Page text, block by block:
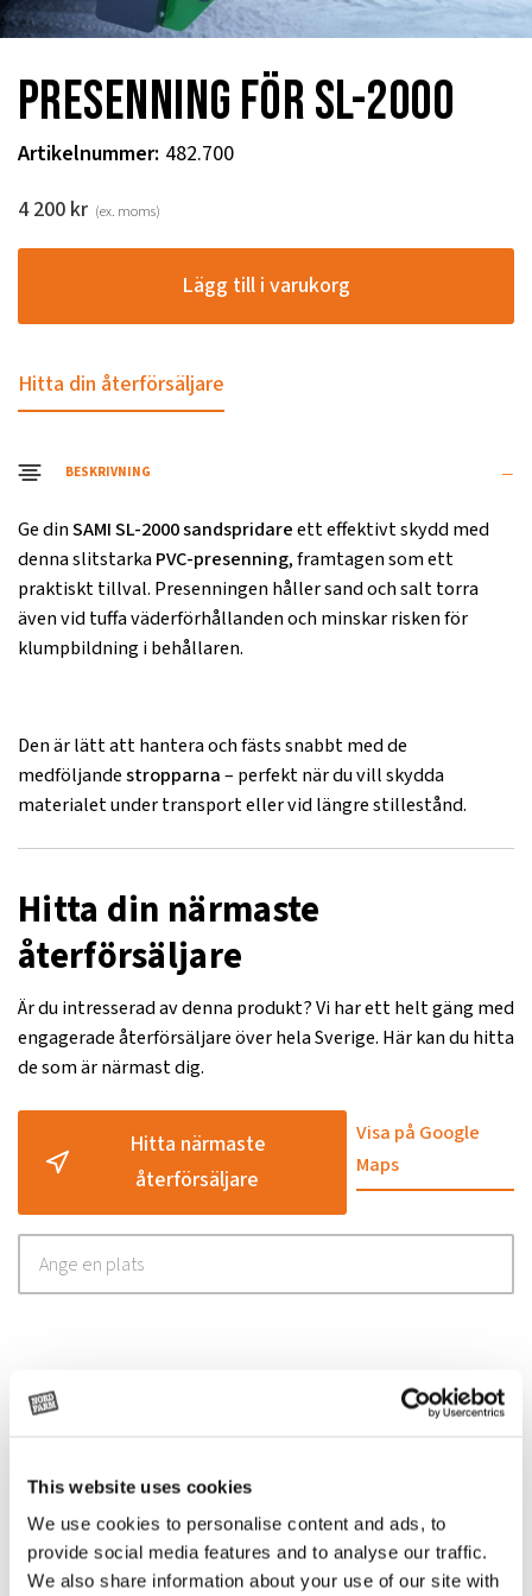
This website uses cookies
We use cookies to personalise content and ads, to
provide social media features and to analyse our traffic.
We also share information about your use of our site with
Presenning för SL-2000
Artikelnummer: 482.700
4 200 kr (ex. moms)
Lägg till i varukorg
Hitta din återförsäljare
BESKRIVNING
Ge dinSAMI SL-2000 sandspridareett effektivt skydd med
denna slitstarkaPVC-presenning, framtagen som ett
praktiskt tillval. Presenningen håller sand och salt torra
även vid tuffa väderförhållanden och minskar risken för
klumpbildning i behållaren.
Den är lätt att hantera och fästs snabbt med de
medföljandestropparna– perfekt när du vill skydda
materialet under transport eller vid längre stillestånd.
Hitta din närmaste
återförsäljare
Är du intresserad av denna produkt? Vi har ett helt gäng med
engagerade återförsäljare över hela Sverige. Här kan du hitta
de som är närmast dig.
Hitta närmaste
återförsäljare
Visa på Google
Maps
Relaterade
produkter